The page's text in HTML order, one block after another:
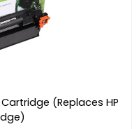
(Replaces HP